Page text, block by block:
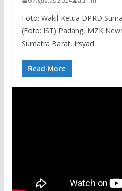
Foto: Wakil Ketua DPRD
(Foto: IST) Padang, MZK
Sumatra Barat, Irsyad
Read More